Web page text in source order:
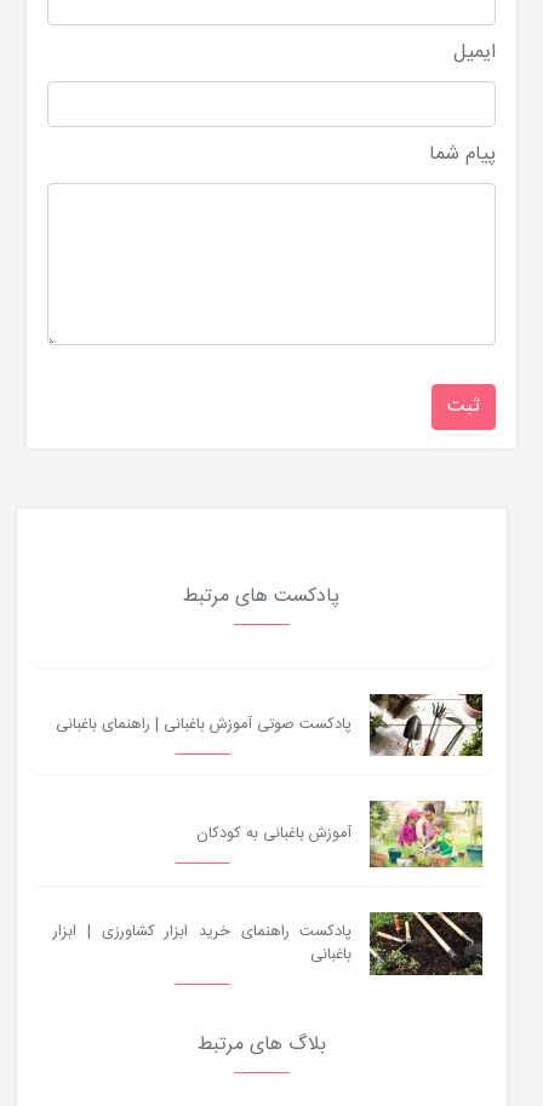
ایمیل
پیام شما
پادکست های مرتبط
پادکست صوتی آموزش باغبانی | راهنمای باغبانی
آموزش باغبانی به کودکان
پادکست راهنمای خرید ابزار کشاورزی | ابزار
باغبانی
بلاگ های مرتبط